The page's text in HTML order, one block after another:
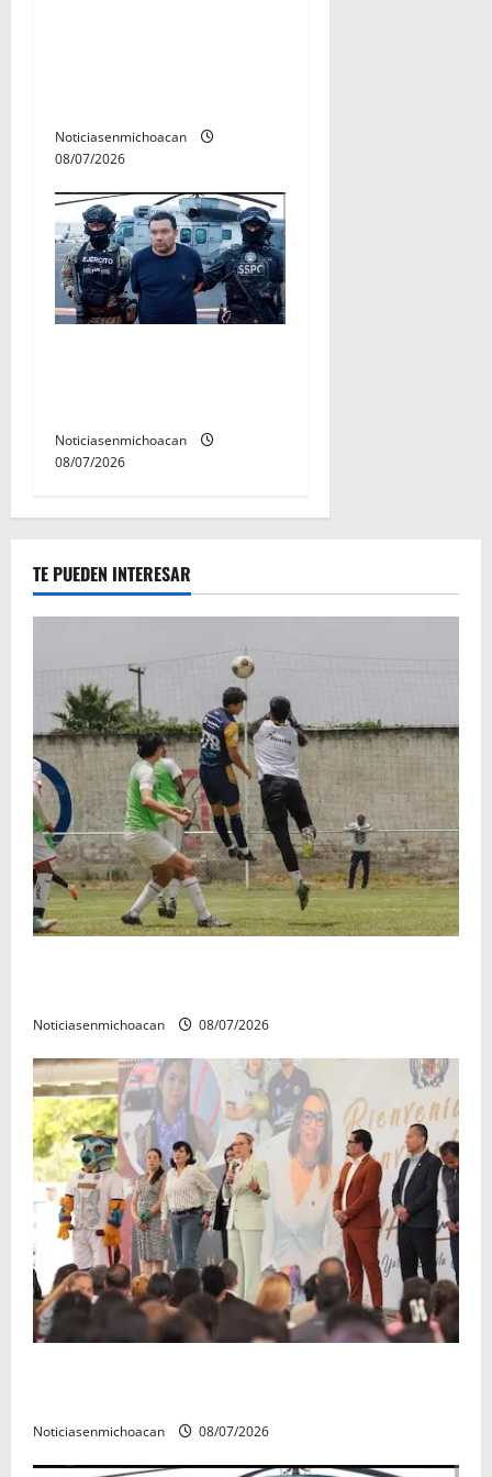
Noticiasenmichoacan
08/07/2026
Noticiasenmichoacan
08/07/2026
TE PUEDEN INTERESAR
Noticiasenmichoacan 08/07/2026
Noticiasenmichoacan 08/07/2026